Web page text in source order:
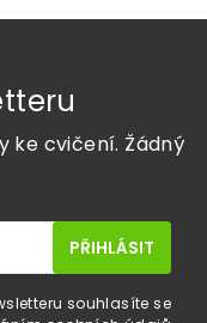
ke cvičení. Žádný
souhlasíte se